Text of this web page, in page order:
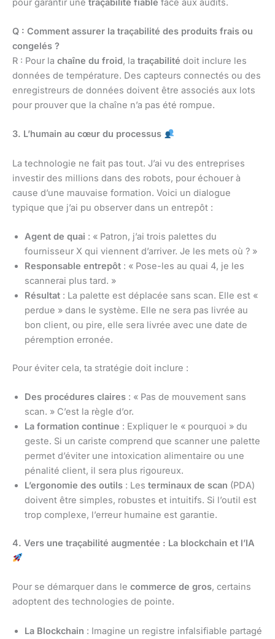
Q : Comment assurer la traçabilité des produits frais ou
congelés ?
R : Pour la chaîne du froid, la traçabilité doit inclure les
données de température. Des capteurs connectés ou des
enregistreurs de données doivent être associés aux lots
pour prouver que la chaîne n’a pas été rompue.
3. L’humain au cœur du processus
La technologie ne fait pas tout. J’ai vu des entreprises
investir des millions dans des robots, pour échouer à
cause d’une mauvaise formation. Voici un dialogue
typique que j’ai pu observer dans un entrepôt :
Agent de quai : « Patron, j’ai trois palettes du
fournisseur X qui viennent d’arriver. Je les mets où ? »
Responsable entrepôt : « Pose-les au quai 4, je les
scannerai plus tard. »
Résultat : La palette est déplacée sans scan. Elle est «
perdue » dans le système. Elle ne sera pas livrée au
bon client, ou pire, elle sera livrée avec une date de
péremption erronée.
Pour éviter cela, ta stratégie doit inclure :
Des procédures claires : « Pas de mouvement sans
scan. » C’est la règle d’or.
La formation continue : Expliquer le « pourquoi » du
geste. Si un cariste comprend que scanner une palette
permet d’éviter une intoxication alimentaire ou une
pénalité client, il sera plus rigoureux.
L’ergonomie des outils : Les terminaux de scan (PDA)
doivent être simples, robustes et intuitifs. Si l’outil est
trop complexe, l’erreur humaine est garantie.
4. Vers une traçabilité augmentée : La blockchain et l’IA
Pour se démarquer dans le commerce de gros, certains
adoptent des technologies de pointe.
La Blockchain : Imagine un registre infalsifiable partagé